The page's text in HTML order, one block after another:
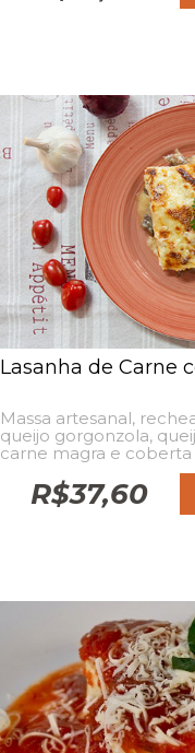
Lasanha de Carne
Massa artesanal,
queijo gorgonzola,
carne magra e
R$37,60